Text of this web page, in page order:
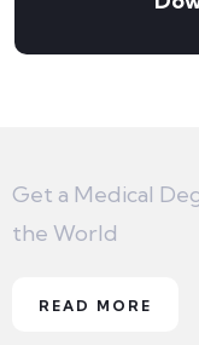
Get a Medical
the World
READ MORE